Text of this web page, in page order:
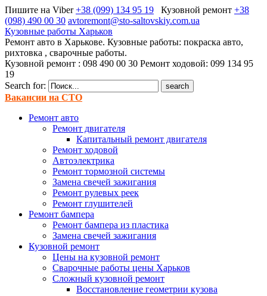
Пишите на Viber+38 (099) 134 95 19 Кузовной ремонт +38
(098) 490 00 30 avtoremont@sto-saltovskiy.com.ua
Кузовные работы Харьков
Ремонт авто в Харькове. Кузовные работы: покраска авто,
рихтовка , сварочные работы.
Кузовной ремонт : 098 490 00 30 Ремонт ходовой: 099 134 95
19
Search for:
Вакансии на СТО
Ремонт авто
Ремонт двигателя
Капитальный ремонт двигателя
Ремонт ходовой
Автоэлектрика
Ремонт тормозной системы
Замена свечей зажигания
Ремонт рулевых реек
Ремонт глушителей
Ремонт бампера
Ремонт бампера из пластика
Замена свечей зажигания
Кузовной ремонт
Цены на кузовной ремонт
Сварочные работы цены Харьков
Сложный кузовной ремонт
Восстановление геометрии кузова